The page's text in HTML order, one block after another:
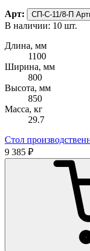
Арт: СП-С-11/8-П
В наличии: 10 шт.
Длина, мм
1100
Ширина, мм
800
Высота, мм
850
Масса, кг
29.7
Стол
9 385 ₽